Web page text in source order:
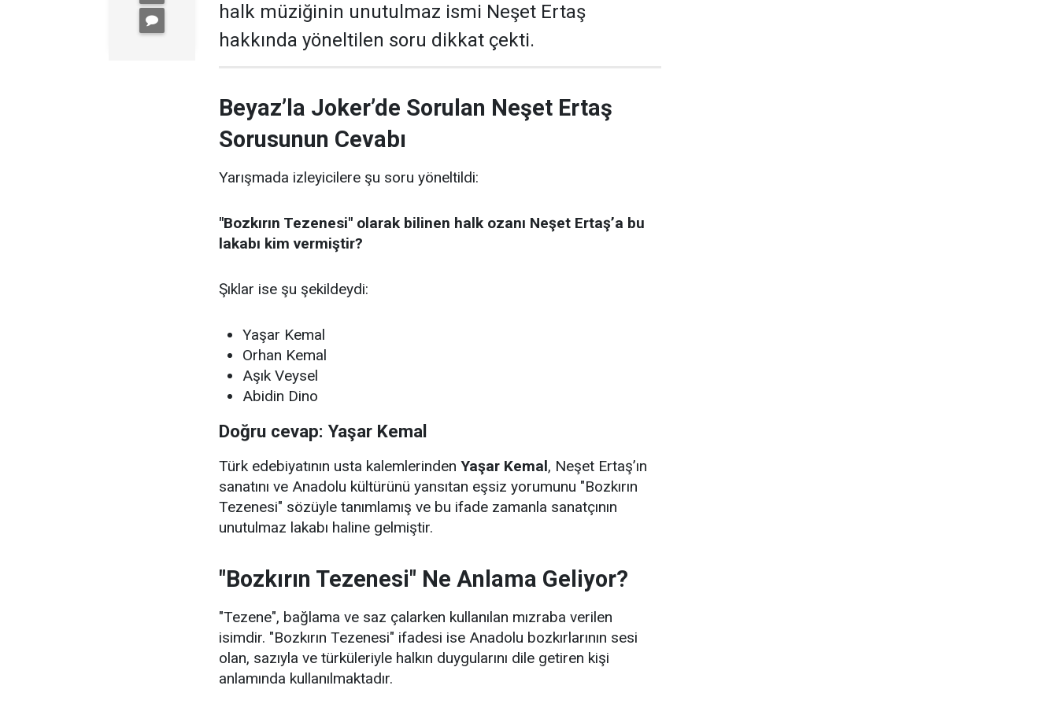
halk müziğinin unutulmaz ismi Neşet Ertaş
hakkında yöneltilen soru dikkat çekti.
Beyaz’la Joker’de Sorulan Neşet Ertaş
Sorusunun Cevabı
Yarışmada izleyicilere şu soru yöneltildi:
"Bozkırın Tezenesi" olarak bilinen halk ozanı Neşet Ertaş’a bu
lakabı kim vermiştir?
Şıklar ise şu şekildeydi:
Yaşar Kemal
Orhan Kemal
Aşık Veysel
Abidin Dino
Doğru cevap: Yaşar Kemal
Türk edebiyatının usta kalemlerinden Yaşar Kemal, Neşet Ertaş’ın
sanatını ve Anadolu kültürünü yansıtan eşsiz yorumunu "Bozkırın
Tezenesi" sözüyle tanımlamış ve bu ifade zamanla sanatçının
unutulmaz lakabı haline gelmiştir.
"Bozkırın Tezenesi" Ne Anlama Geliyor?
"Tezene", bağlama ve saz çalarken kullanılan mızraba verilen
isimdir. "Bozkırın Tezenesi" ifadesi ise Anadolu bozkırlarının sesi
olan, sazıyla ve türküleriyle halkın duygularını dile getiren kişi
anlamında kullanılmaktadır.